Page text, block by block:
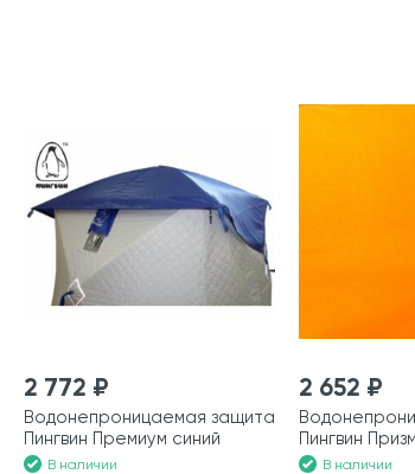
2 772 ₽
Водонепроницаемая защита
Пингвин Премиум синий
В наличии
2 652 ₽
Пингвин
В наличии